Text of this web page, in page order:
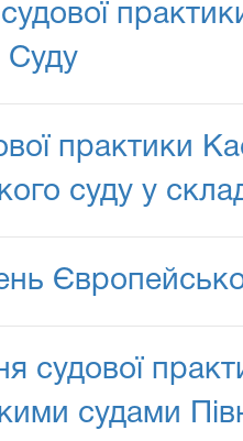
Суду
практики
суду у
судової
судами